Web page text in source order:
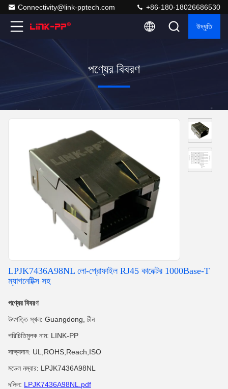
Connectivity@link-pptech.com +86-180-18026686530
উদ্ধৃতি
পণ্যের বিবরণ
LPJK7436A98NL লো-প্রোফাইল RJ45 কানেক্টর 1000Base-T
ম্যাগনেটিক্স সহ
পণ্যের বিবরণ
উৎপত্তি স্থল: Guangdong, চীন
পরিচিতিমুলক নাম: LINK-PP
সাক্ষ্যদান: UL,ROHS,Reach,ISO
মডেল নম্বার: LPJK7436A98NL
দলিল: LPJK7436A98NL.pdf